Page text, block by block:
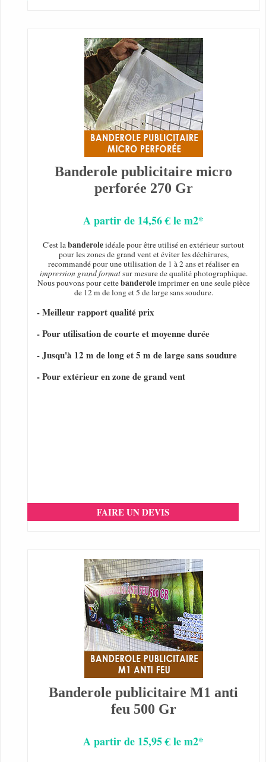
Banderole publicitaire micro
perforée 270 Gr
A partir de 14,56 € le m2*
C'est labanderoleidéale pour être utilisé en extérieur surtout
pour les zones de grand vent et éviter les déchirures,
recommandé pour une utilisation de 1 à 2 ans et réaliser en
impression grand formatsur mesure de qualité photographique.
Nous pouvons pour cettebanderoleimprimer en une seule pièce
de 12 m de long et 5 de large sans soudure.
- Meilleur rapport qualité prix
- Pour utilisation de courte et moyenne durée
- Jusqu'à 12 m de long et 5 m de large sans soudure
- Pour extérieur en zone de grand vent
FAIRE UN DEVIS
Banderole publicitaire M1 anti
feu 500 Gr
A partir de 15,95 € le m2*